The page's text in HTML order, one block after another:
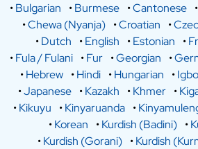
•Bulgarian •Burmese •Cantonese •
•Chewa (Nyanja) •Croatian •
•Dutch •English •Estonian •
•Fula / Fulani •Fur •Georgian •
•Hebrew •Hindi •Hungarian •Igbo
•Japanese •Kazakh •Khmer •
•Kikuyu •Kinyaruanda •
•Korean •Kurdish (Badini) •
•Kurdish (Gorani) •Kurdish